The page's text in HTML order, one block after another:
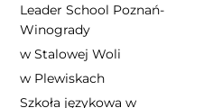
Leader School Poznań-
Winogrady
w Stalowej Woli
w Plewiskach
Szkoła językowa w